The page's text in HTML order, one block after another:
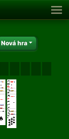
Nová hra